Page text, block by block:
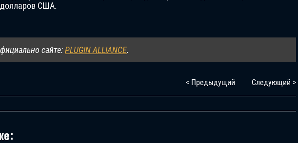
долларов США.
сайте:PLUGIN ALLIANCE.
< Предыдущий Следующий >